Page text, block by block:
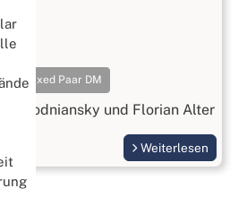
Mixed Paar DM
Wodniansky und Florian Alter
Weiterlesen